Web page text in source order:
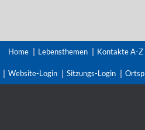
Home Lebensthemen Kontakte A-Z
Website-Login Sitzungs-Login